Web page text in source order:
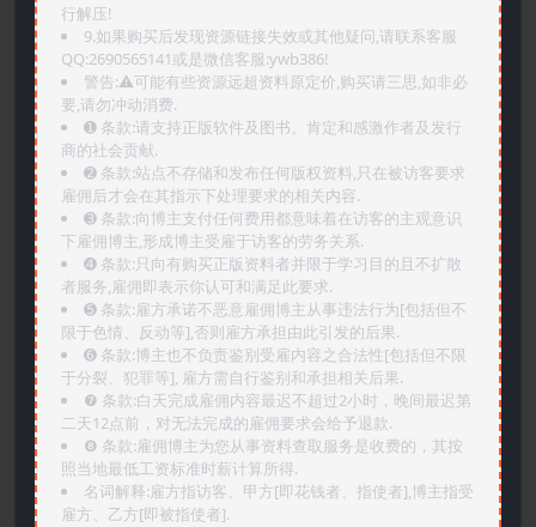
行解压!
9.如果购买后发现资源链接失效或其他疑问,请联系客服
QQ:2690565141或是微信客服:ywb386!
警告:⚠️可能有些资源远超资料原定价,购买请三思,如非必
要,请勿冲动消费.
➊️ 条款:请支持正版软件及图书。肯定和感激作者及发行
商的社会贡献.
➋️ 条款:站点不存储和发布任何版权资料,只在被访客要求
雇佣后才会在其指示下处理要求的相关内容.
➌️ 条款:向博主支付任何费用都意味着在访客的主观意识
下雇佣博主,形成博主受雇于访客的劳务关系.
➍️ 条款:只向有购买正版资料者并限于学习目的且不扩散
者服务,雇佣即表示你认可和满足此要求.
➎ 条款:雇方承诺不恶意雇佣博主从事违法行为[包括但不
限于色情、反动等],否则雇方承担由此引发的后果.
➏️ 条款:博主也不负责鉴别受雇内容之合法性[包括但不限
于分裂、犯罪等], 雇方需自行鉴别和承担相关后果.
❼ 条款:白天完成雇佣内容最迟不超过2小时，晚间最迟第
二天12点前，对无法完成的雇佣要求会给予退款.
❽ 条款:雇佣博主为您从事资料查取服务是收费的，其按
照当地最低工资标准时薪计算所得.
名词解释:雇方指访客、甲方[即花钱者、指使者],博主指受
雇方、乙方[即被指使者].